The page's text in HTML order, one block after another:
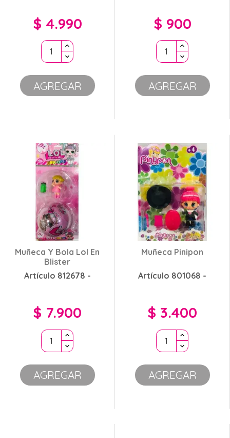
Precio
$ 4.990
AGREGAR
Precio
$ 900
AGREGAR
Muñeca Y Bola Lol En
Blister
Artículo 812678 -
Precio
$ 7.900
AGREGAR
Muñeca Pinipon
Artículo 801068 -
Precio
$ 3.400
AGREGAR